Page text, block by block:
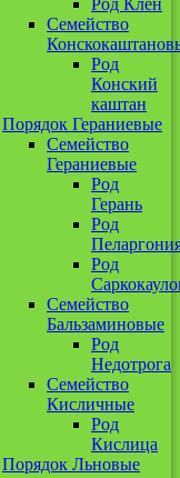
Род Клен
Семейство
Род
Конский
каштан
Порядок Гераниевые
Семейство
Гераниевые
Род
Герань
Род
Род
Семейство
Бальзаминовые
Род
Недотрога
Семейство
Кисличные
Род
Кислица
Порядок Льновые